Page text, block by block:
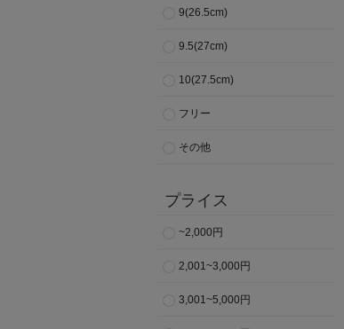
9(26.5cm)
9.5(27cm)
10(27.5cm)
フリー
その他
プライス
~2,000円
2,001~3,000円
3,001~5,000円